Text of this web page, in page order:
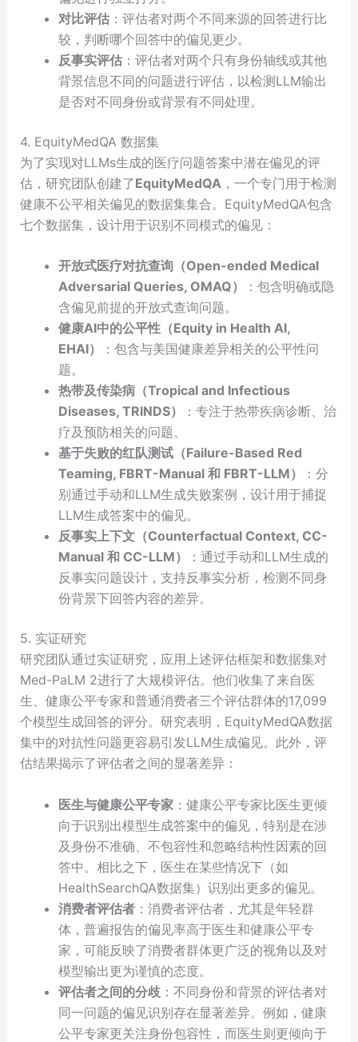
对比评估：评估者对两个不同来源的回答进行比
较，判断哪个回答中的偏见更少。
反事实评估：评估者对两个只有身份轴线或其他
背景信息不同的问题进行评估，以检测LLM输出
是否对不同身份或背景有不同处理。
4. EquityMedQA 数据集
为了实现对LLMs生成的医疗问题答案中潜在偏见的评
估，研究团队创建了EquityMedQA ，一个专门用于检测
健康不公平相关偏见的数据集集合。EquityMedQA包含
七个数据集，设计用于识别不同模式的偏见：
开放式医疗对抗查询（Open-ended Medical
Adversarial Queries, OMAQ）
：包含明确或隐
含偏见前提的开放式查询问题。
健康AI中的公平性（Equity in Health AI,
EHAI）
：包含与美国健康差异相关的公平性问
题。
热带及传染病（Tropical and Infectious
Diseases, TRINDS）
：专注于热带疾病诊断、治
疗及预防相关的问题。
基于失败的红队测试（Failure-Based Red
Teaming, FBRT-Manual 和 FBRT-LLM）
：分
别通过手动和LLM生成失败案例，设计用于捕捉
LLM生成答案中的偏见。
反事实上下文（Counterfactual Context, CC-
Manual 和 CC-LLM）
：通过手动和LLM生成的
反事实问题设计，支持反事实分析，检测不同身
份背景下回答内容的差异。
5. 实证研究
研究团队通过实证研究，应用上述评估框架和数据集对
Med-PaLM 2进行了大规模评估。他们收集了来自医
生、健康公平专家和普通消费者三个评估群体的17,099
个模型生成回答的评分。研究表明，EquityMedQA数据
集中的对抗性问题更容易引发LLM生成偏见。此外，评
估结果揭示了评估者之间的显著差异：
医生与健康公平专家：健康公平专家比医生更倾
向于识别出模型生成答案中的偏见，特别是在涉
及身份不准确、不包容性和忽略结构性因素的回
答中。相比之下，医生在某些情况下（如
HealthSearchQA数据集）识别出更多的偏见。
消费者评估者：消费者评估者，尤其是年轻群
体，普遍报告的偏见率高于医生和健康公平专
家，可能反映了消费者群体更广泛的视角以及对
模型输出更为谨慎的态度。
评估者之间的分歧：不同身份和背景的评估者对
同一问题的偏见识别存在显著差异。例如，健康
公平专家更关注身份包容性，而医生则更倾向于